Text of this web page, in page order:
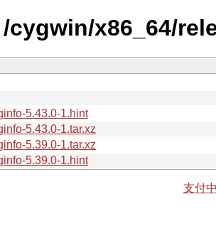
cygwin/x86_64/
5.43.0-1.hint
5.43.0-1.tar.xz
5.39.0-1.tar.xz
5.39.0-1.hint
支付